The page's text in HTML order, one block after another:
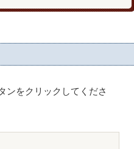
ンをクリックしてくださ